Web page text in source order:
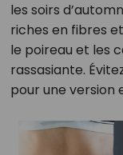
les soirs
riches en fibres
le poireau et les
rassasiante.
pour une version